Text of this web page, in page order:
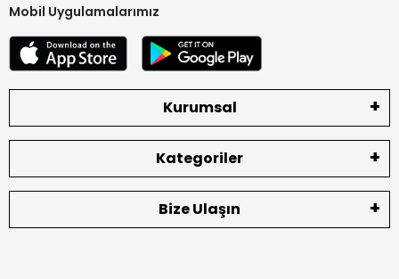
Mobil Uygulamalarımız
Kurumsal
Kategoriler
Bize Ulaşın